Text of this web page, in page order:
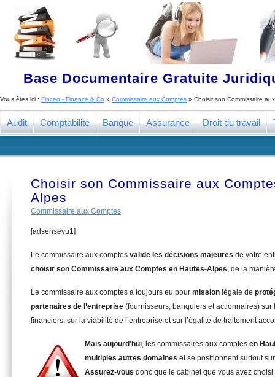
Base Documentaire Gratuite
Vous êtes ici : Finceo - Finance & Co » Commissaire aux Comptes » Choisir son Commissaire
Audit Comptabilite Banque Assurance Droit du travail
Choisir son Commissaire aux
Alpes
Commissaire aux Comptes
[adsenseyu1]
Le commissaire aux comptes valide les décisions majeures de votre
choisir son Commissaire aux Comptes en Hautes-Alpes, de la
Le commissaire aux comptes a toujours eu pour mission légale de
partenaires de l’entreprise (fournisseurs, banquiers et actionnaires) sur
financiers, sur la viabilité de l’entreprise et sur l’égalité de traitement
Mais aujourd’hui, les commissaires aux comptes en
multiples autres domaines et se positionnent surtout
Assurez-vous donc que le cabinet que vous avez